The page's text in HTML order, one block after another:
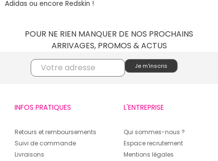
Adidas ou encore Redskin !
POUR NE RIEN MANQUER DE NOS PROCHAINS
ARRIVAGES, PROMOS & ACTUS
INFOS PRATIQUES
Retours et remboursements
Suivi de commande
Livraisons
L'ENTREPRISE
Qui sommes-nous ?
Espace recrutement
Mentions légales